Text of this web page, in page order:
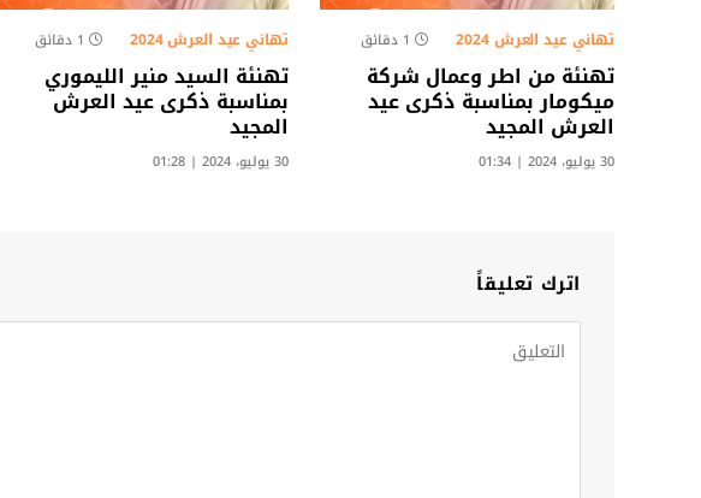
تهاني عيد العرش 2024 1 دقائق
تهنئة من اطر وعمال شركة
ميكومار بمناسبة ذكرى عيد
العرش المجيد
30 يوليو، 2024 | 01:34
تهاني عيد العرش 2024 1 دقائق
تهنئة السيد منير الليموري
بمناسبة ذكرى عيد العرش
المجيد
30 يوليو، 2024 | 01:28
اترك تعليقاً